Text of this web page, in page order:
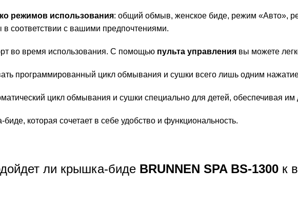
режимов использования: общий обмыв, женское биде, режим «Авто»,
соответствии с вашими предпочтениями.
во время использования. С помощью пульта управления вы можете
программированный цикл обмывания и сушки всего лишь одним
цикл обмывания и сушки специально для детей, обеспечивая
которая сочетает в себе удобство и функциональность.
ли крышка-биде BRUNNEN SPA BS-1300 к